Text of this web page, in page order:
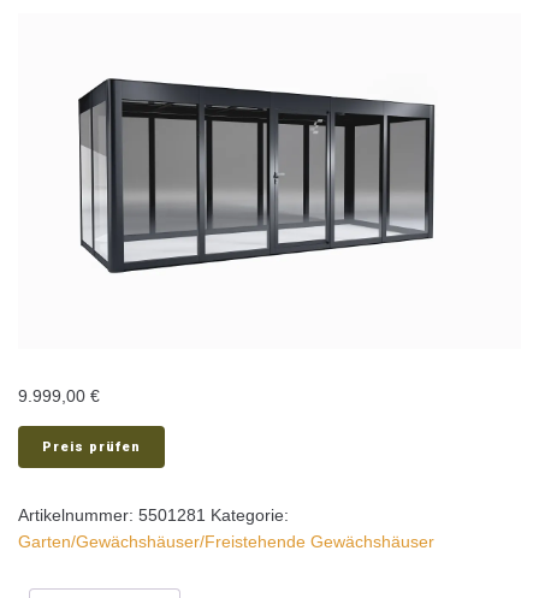
9.999,00 €
Preis prüfen
Artikelnummer: 5501281 Kategorie:
Garten/Gewächshäuser/Freistehende Gewächshäuser